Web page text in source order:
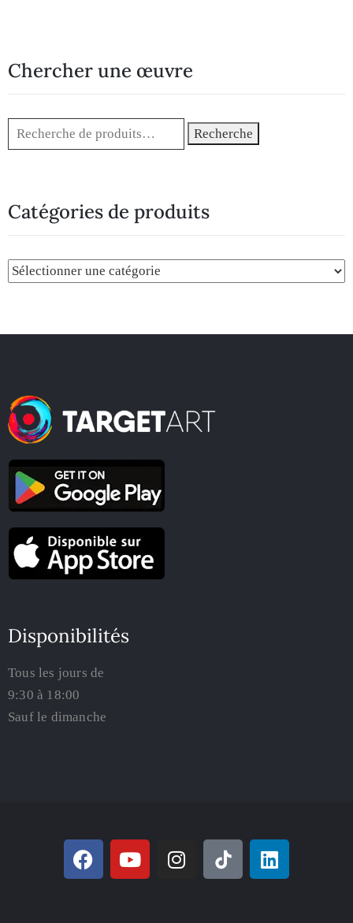
Chercher une œuvre
Recherche
Catégories de produits
Disponibilités
Tous les jours de
9:30 à 18:00
Sauf le dimanche